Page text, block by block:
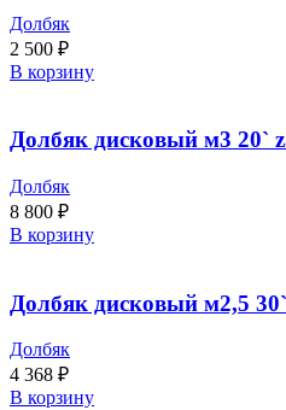
Долбяк
2 500 ₽
В корзину
Долбяк дисковый м3 20`
Долбяк
8 800 ₽
В корзину
Долбяк дисковый м2,5
Долбяк
4 368 ₽
В корзину